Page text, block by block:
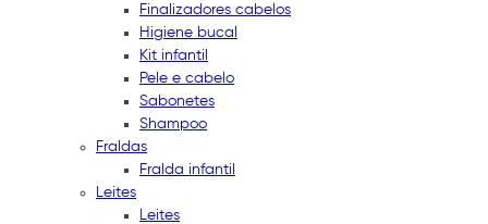
Finalizadores cabelos
Higiene bucal
Kit infantil
Pele e cabelo
Sabonetes
Shampoo
Fraldas
Fralda infantil
Leites
Leites